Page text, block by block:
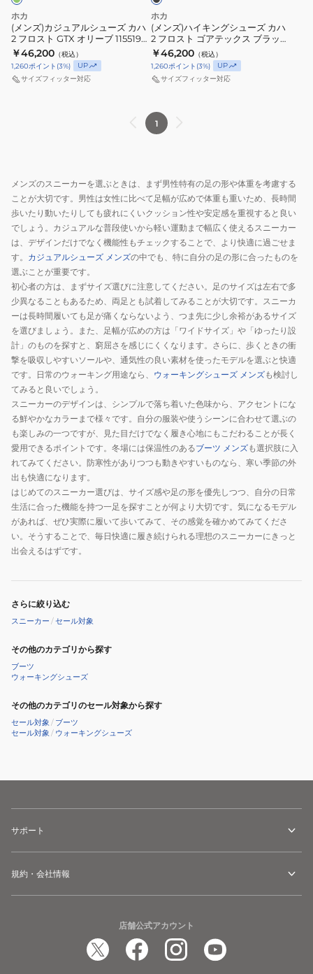
1155210-
BBLC
ロ
ス
ト
モ
ッ
オ
1155210-
AVS
ス
リ
ッ
ン
ュ
ー
ズ
カ
ハ
リ
ー
ブ
1155194-
AMS
ブ
ー
ツ
ハ
イ
キ
ン
グ
シ
ュ
ー
ズ
ホカ
(メンズ)カジュアルシューズ カハ
2 フロスト GTX オリーブ 1155194-
AMS ブーツ ハイキング シューズ
￥46,200 （税込）
1,260ポイント (3%)
UP
サイズフィッター対応
ュ
ー
ズ
カ
ハ
ロ
ア
テ
ッ
ク
ス
ラ
ッ
ク
1155194-
BBLC
ブ
ツ
ア
ウ
ト
ア
ホカ
(メンズ)ハイキングシューズ カハ
2 フロスト ゴアテックス ブラック
1155194-BBLC ブーツ アウトドア
￥46,200 （税込）
1,260ポイント (3%)
UP
サイズフィッター対応
1
メンズのスニーカーを選ぶときは、まず男性特有の足の形や体重を考慮する
ことが大切です。男性は女性に比べて足幅が広めで体重も重いため、長時間
歩いたり動いたりしても疲れにくいクッション性や安定感を重視すると良い
でしょう。カジュアルな普段使いから軽い運動まで幅広く使えるスニーカー
は、デザインだけでなく機能性もチェックすることで、より快適に過ごせま
す。 カジュアルシューズ メンズの中でも、特に自分の足の形に合ったものを
選ぶことが重要です。
初心者の方は、まずサイズ選びに注意してください。足のサイズは左右で多
少異なることもあるため、両足とも試着してみることが大切です。スニーカ
ーは長時間履いても足が痛くならないよう、つま先に少し余裕があるサイズ
を選びましょう。また、足幅が広めの方は「ワイドサイズ」や「ゆったり設
計」のものを探すと、窮屈さを感じにくくなります。さらに、歩くときの衝
撃を吸収しやすいソールや、通気性の良い素材を使ったモデルを選ぶと快適
です。日常のウォーキング用途なら、 ウォーキングシューズ メンズも検討し
てみると良いでしょう。
スニーカーのデザインは、シンプルで落ち着いた色味から、アクセントにな
る鮮やかなカラーまで様々です。自分の服装や使うシーンに合わせて選ぶの
も楽しみの一つですが、見た目だけでなく履き心地にもこだわることが長く
愛用できるポイントです。冬場には保温性のあるブーツ メンズも選択肢に入
れてみてください。防寒性がありつつも動きやすいものなら、寒い季節の外
出も快適になります。
はじめてのスニーカー選びは、サイズ感や足の形を優先しつつ、自分の日常
生活に合った機能を持つ一足を探すことが何より大切です。気になるモデル
があれば、ぜひ実際に履いて歩いてみて、その感覚を確かめてみてくださ
い。そうすることで、毎日快適に履き続けられる理想のスニーカーにきっと
出会えるはずです。
さらに絞り込む
スニーカー /セール対象
その他のカテゴリから探す
ブーツ
ウォーキングシューズ
その他のカテゴリのセール対象から探す
セール対象 / ブーツ
セール対象 / ウォーキングシューズ
サポート
規約・会社情報
店舗公式アカウント